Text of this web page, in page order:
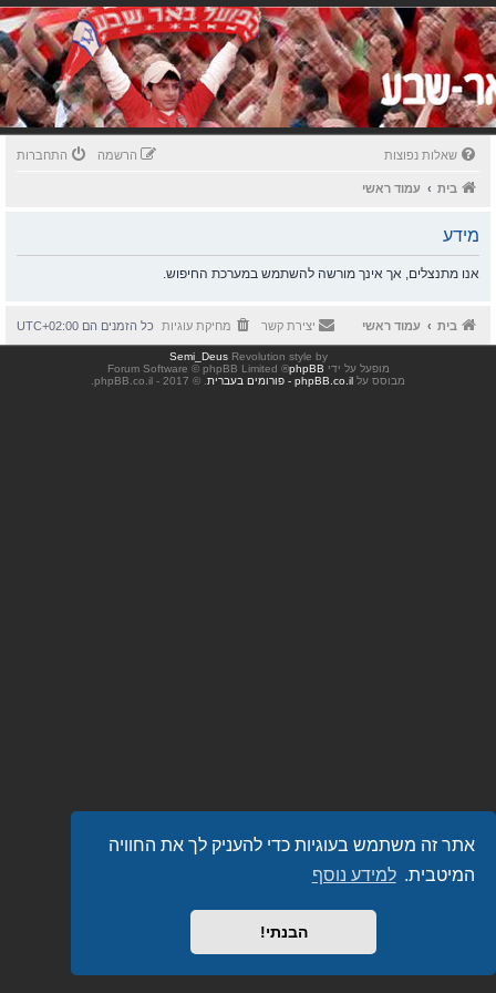
אתר זה משתמש בעוגיות כדי להעניק לך את החוויה
המיטבית. למידע נוסף
הבנתי!
שאלות נפוצות התחברות הרשמה
בית עמוד ראשי
מידע
אנו מתנצלים, אך אינך מורשה להשתמש במערכת החיפוש.
בית עמוד ראשי כל הזמנים הם UTC+02:00 מחיקת עוגיות יצירת קשר
Revolution style by
Semi_Deus
מופעל על ידי phpBB
® Forum Software © phpBB Limited
מבוסס על phpBB.co.il - פורומים בעברית . © 2017 - phpBB.co.il.